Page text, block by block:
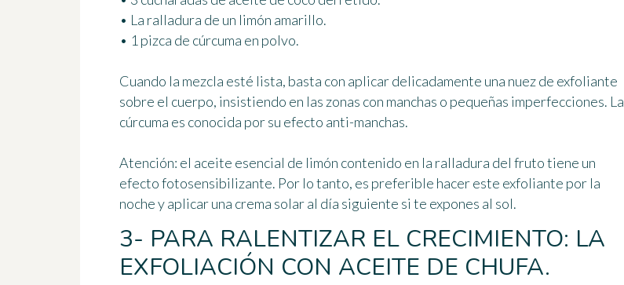
• La ralladura de un limón amarillo.
• 1 pizca de cúrcuma en polvo.
Cuando la mezcla esté lista, basta con aplicar delicadamente una nuez de exfoliante
sobre el cuerpo, insistiendo en las zonas con manchas o pequeñas imperfecciones. La
cúrcuma es conocida por su efecto anti-manchas.
Atención: el aceite esencial de limón contenido en la ralladura del fruto tiene un
efecto fotosensibilizante. Por lo tanto, es preferible hacer este exfoliante por la
noche y aplicar una crema solar al día siguiente si te expones al sol.
3- PARA RALENTIZAR EL CRECIMIENTO: LA
EXFOLIACIÓN CON ACEITE DE CHUFA.